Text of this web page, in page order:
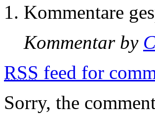
Kommentare
Kommentar by
RSS feed for
Sorry, the